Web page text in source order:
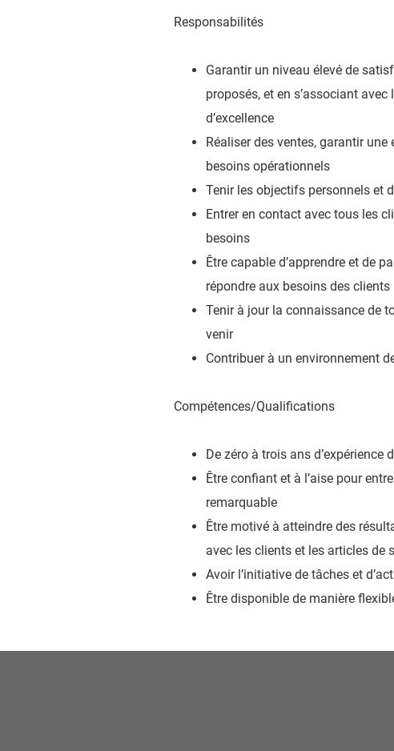
Responsabilités
Garantir un niveau élevé de
proposés, et en s’associant
d’excellence
Réaliser des ventes, garantir
besoins opérationnels
Tenir les objectifs personnels et
Entrer en contact avec tous les
besoins
Être capable d’apprendre et de
répondre aux besoins des clients
Tenir à jour la connaissance de
venir
Contribuer à un environnement
Compétences/Qualifications
De zéro à trois ans d’expérience
Être confiant et à l’aise pour
remarquable
Être motivé à atteindre des
avec les clients et les articles de
Avoir l’initiative de tâches et
Être disponible de manière